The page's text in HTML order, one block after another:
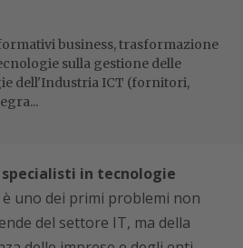
business, trasformazione
sulla gestione delle
dell'Industria ICT (fornitori,
in tecnologie
uno dei primi problemi non
del settore IT, ma della